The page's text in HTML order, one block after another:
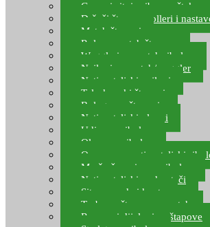
Gume i sitni pribor za šteku
Držači štapova rolleri i
Match štapovi
Role za match štapove
Waggleri za match ribolov
Najloni za match/waggler
Natjecateljski najloni
Teleskopski štapovi
Bolognese štapovi
Natjecateljski plovci
Udice za ribolov
Olovo za ribolov
Oprema za natjecateljski
Mreže čuvarice za ribolov
Natjecateljski podmetači
Sito, posude i kante
Torbe za štapove – match
Rezervni dijelovi za štapove